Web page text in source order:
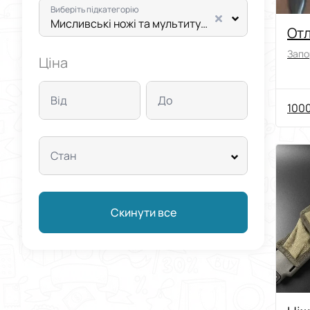
Виберіть підкатегорію
Мисливські ножі та мультитули
Ціна
Від До
Стан
Скинути все